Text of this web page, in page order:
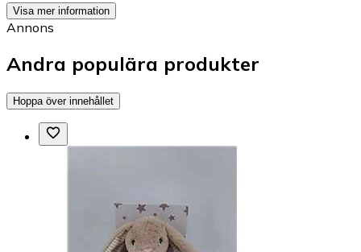
Visa mer information
Annons
Andra populära produkter
Hoppa över innehållet